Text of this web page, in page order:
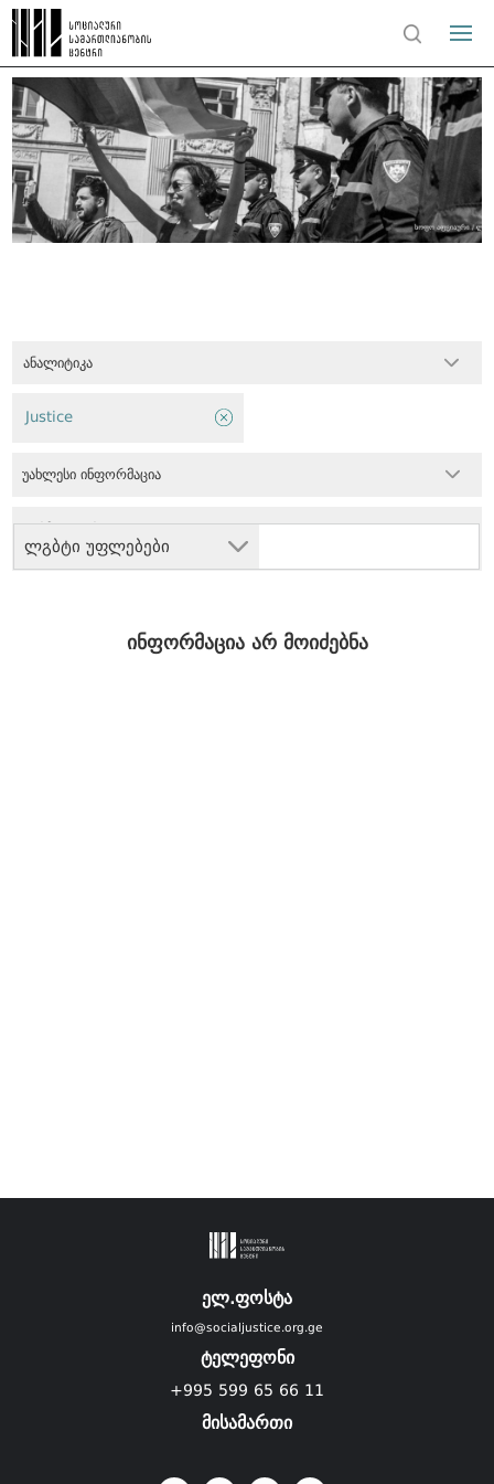
ანალიტიკა
ლგბტი უფლებები
Justice
უახლესი ინფორმაცია
ინფორმაცია არ მოიძებნა
ელ.ფოსტა
info@socialjustice.org.ge
ტელეფონი
+995 599 65 66 11
მისამართი